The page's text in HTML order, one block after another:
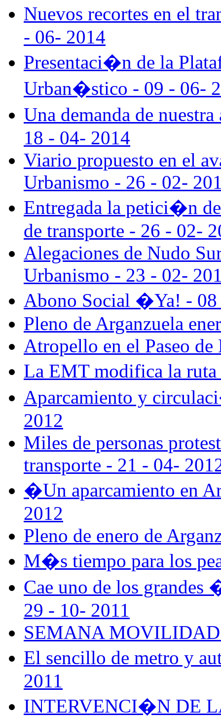
Nuevos recortes en el
- 06- 2014
Presentaci�n de la
Urban�stico - 09 - 06-
Una demanda de
18 - 04- 2014
Viario propuesto en el
Urbanismo - 26 - 02-
Entregada la petici�n
de transporte - 26 - 02-
Alegaciones de Nudo
Urbanismo - 23 - 02-
Abono Social �Ya! - 08
Pleno de Arganzuela
Atropello en el Paseo
La EMT modifica la
Aparcamiento y
2012
Miles de personas
transporte - 21 - 04-
�Un aparcamiento en
2012
Pleno de enero de
M�s tiempo para los
Cae uno de los grandes
29 - 10- 2011
SEMANA
El sencillo de metro y
2011
INTERVENCI�N DE